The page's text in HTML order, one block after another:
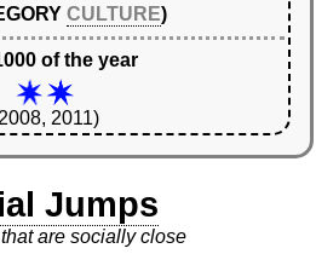
CULTURE)
of the year
2011)
Jumps
are socially close